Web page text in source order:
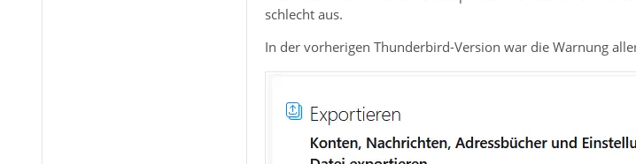
schlecht aus.
In der vorherigen Thunderbird-Version war die Warnung